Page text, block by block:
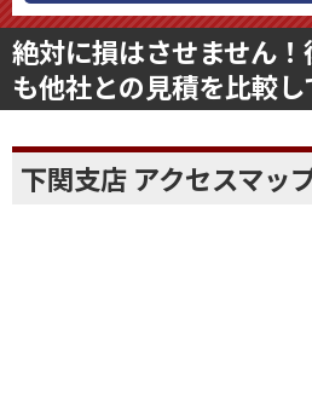
絶対に損はさせません
も他社との見積を比較し
下関支店 アクセスマッ